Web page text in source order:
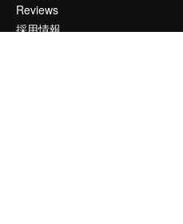
Reviews
採用情報